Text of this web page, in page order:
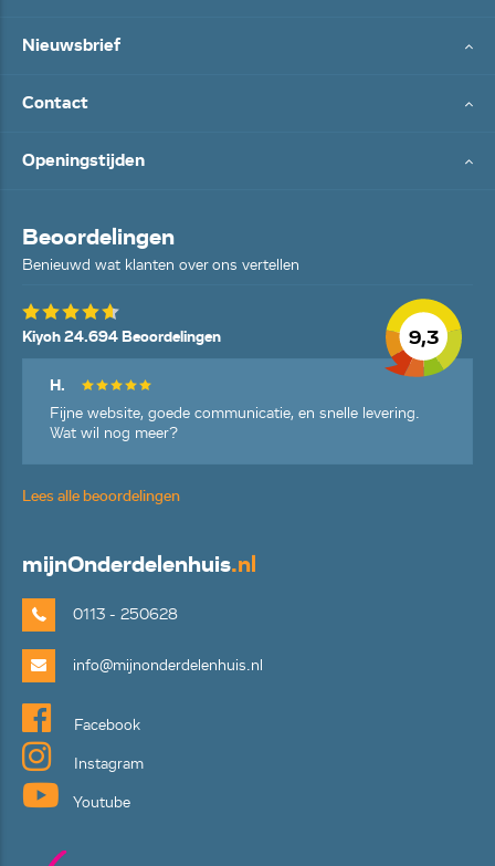
Nieuwsbrief
Contact
Openingstijden
Beoordelingen
Benieuwd wat klanten over ons vertellen
9,3
Kiyoh 24.694 Beoordelingen
H.
Fijne website, goede communicatie, en snelle levering.
Wat wil nog meer?
Lees alle beoordelingen
mijnOnderdelenhuis.nl
0113 - 250628
info@mijnonderdelenhuis.nl
Facebook
Instagram
Youtube